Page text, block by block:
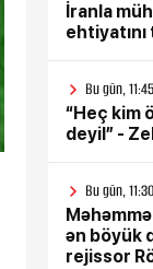
İranla
Bu gün, 11:45
“Heç kim
deyil” -
Bu gün, 11:30
ən böyük
rejissor